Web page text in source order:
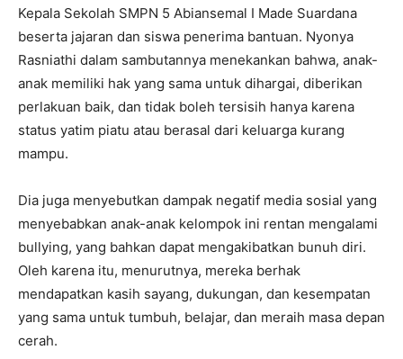
Kepala Sekolah SMPN 5 Abiansemal I Made Suardana
beserta jajaran dan siswa penerima bantuan. Nyonya
Rasniathi dalam sambutannya menekankan bahwa, anak-
anak memiliki hak yang sama untuk dihargai, diberikan
perlakuan baik, dan tidak boleh tersisih hanya karena
status yatim piatu atau berasal dari keluarga kurang
mampu.
Dia juga menyebutkan dampak negatif media sosial yang
menyebabkan anak-anak kelompok ini rentan mengalami
bullying, yang bahkan dapat mengakibatkan bunuh diri.
Oleh karena itu, menurutnya, mereka berhak
mendapatkan kasih sayang, dukungan, dan kesempatan
yang sama untuk tumbuh, belajar, dan meraih masa depan
cerah.